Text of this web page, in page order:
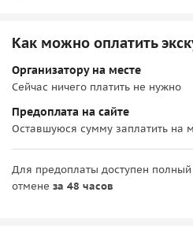
Как можно оплатить
Организатору на месте
Сейчас ничего платить не нужно
Предоплата на сайте
Оставшуюся сумму заплатить на
Для предоплаты доступен полный
отмене за 48 часов